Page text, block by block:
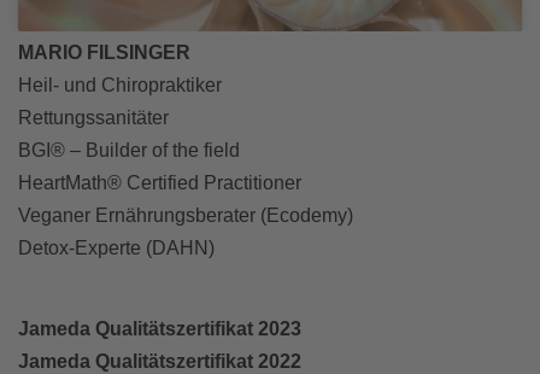
MARIO FILSINGER
Heil- und Chiropraktiker
Rettungssanitäter
BGI® – Builder of the field
HeartMath® Certified Practitioner
Veganer Ernährungsberater (Ecodemy)
Detox-Experte (DAHN)
Jameda Qualitätszertifikat 2023
Jameda Qualitätszertifikat 2022